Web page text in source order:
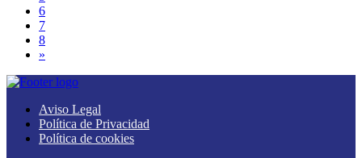
6
7
8
»
Aviso Legal
Política de Privacidad
Política de cookies